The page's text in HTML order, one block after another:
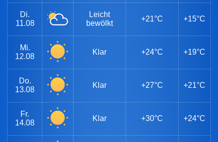
Di.
11.08
Leicht
bewölkt
+21°C +15°C
Mi.
12.08
Klar +24°C +19°C
Do.
13.08
Klar +27°C +21°C
Fr.
14.08
Klar +30°C +24°C